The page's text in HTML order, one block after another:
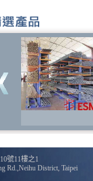
號11樓之1
Rd.,Neihu District, Taipei